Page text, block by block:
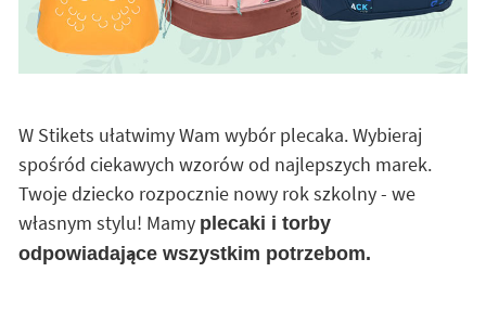
W Stikets ułatwimy Wam wybór plecaka. Wybieraj
spośród ciekawych wzorów od najlepszych marek.
Twoje dziecko rozpocznie nowy rok szkolny - we
własnym stylu! Mamy plecaki i torby
odpowiadające wszystkim potrzebom.